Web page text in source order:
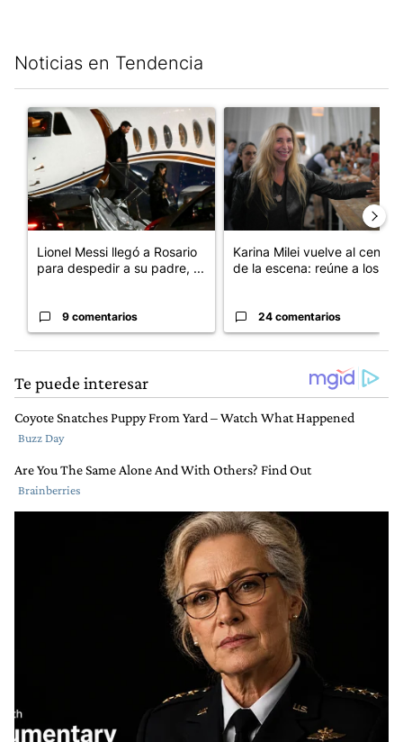
Noticias en Tendencia
Un artículo de tendencia con el título "Lionel Messi llegó a
Lionel Messi llegó a Rosario
para despedir a su padre, ...
9 comentarios
Un artículo de tendencia
Karina Milei vuelve al centro
de la escena: reúne a los...
24 comentarios